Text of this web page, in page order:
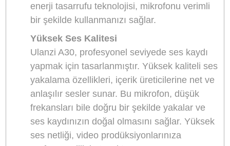
kaydınızda kesinti veya parazit yaşanmaz.
Özellikle dış mekan çekimlerinde, kablo
derdinden kurtulmak, kullanıcıya büyük bir
esneklik kazandırır.
Küçük Boyut, Yüksek Performans
Bu mikrofon, ismini küçük boyutundan alır.
Boyutlarına göre oldukça güçlü bir
performans sergileyen Ulanzi A30,
taşınabilirliği ile kullanıcıyı şaşırtır.